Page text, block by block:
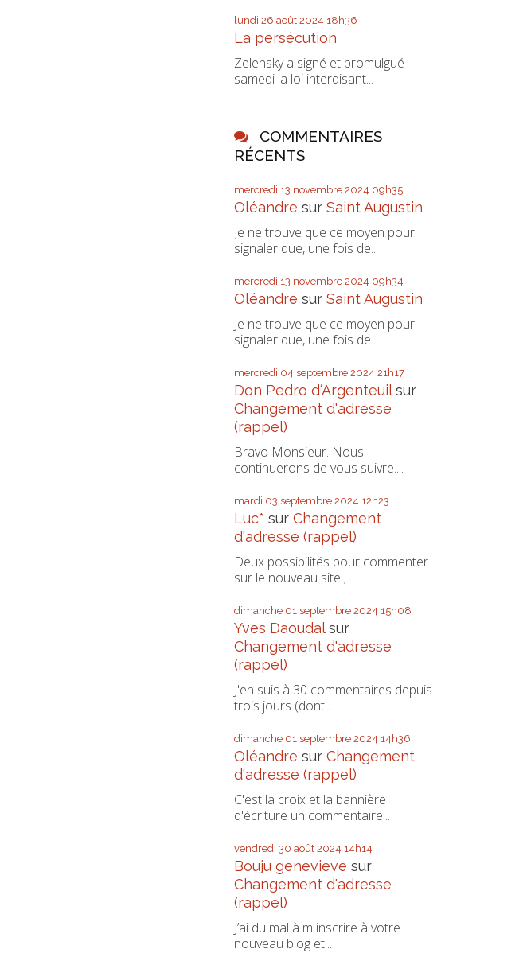
lundi 26 août 2024 18h36
La persécution
Zelensky a signé et promulgué
samedi la loi interdisant...
COMMENTAIRES
RÉCENTS
mercredi 13 novembre 2024 09h35
Oléandre sur Saint Augustin
Je ne trouve que ce moyen pour
signaler que, une fois de...
mercredi 13 novembre 2024 09h34
Oléandre sur Saint Augustin
Je ne trouve que ce moyen pour
signaler que, une fois de...
mercredi 04 septembre 2024 21h17
Don Pedro d‘Argenteuilsur
Changement d'adresse
(rappel)
Bravo Monsieur. Nous
continuerons de vous suivre....
mardi 03 septembre 2024 12h23
Luc* sur Changement
d'adresse (rappel)
Deux possibilités pour commenter
sur le nouveau site ;...
dimanche 01 septembre 2024 15h08
Yves Daoudalsur
Changement d'adresse
(rappel)
J'en suis à 30 commentaires depuis
trois jours (dont...
dimanche 01 septembre 2024 14h36
Oléandre sur Changement
d'adresse (rappel)
C'est la croix et la bannière
d'écriture un commentaire...
vendredi 30 août 2024 14h14
Bouju genevieve sur
Changement d'adresse
(rappel)
J’ai du mal à m inscrire à votre
nouveau blog et...